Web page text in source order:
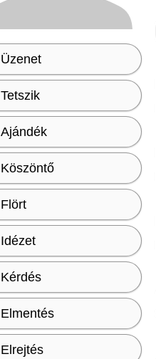
Üzenet
Tetszik
Ajándék
Köszöntő
Flört
Idézet
Kérdés
Elmentés
Elrejtés